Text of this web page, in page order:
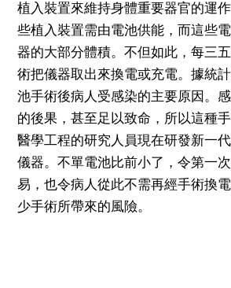
植入裝置來維持身體重要器官的運
些植入裝置需由電池供能，而這些
器的大部分體積。不但如此，每三
術把儀器取出來換電或充電。據統
池手術後病人受感染的主要原因。
的後果，甚至足以致命，所以這種手
醫學工程的研究人員現在研發新一
儀器。不單電池比前小了，令第一
易，也令病人從此不需再經手術換
少手術所帶來的風險。